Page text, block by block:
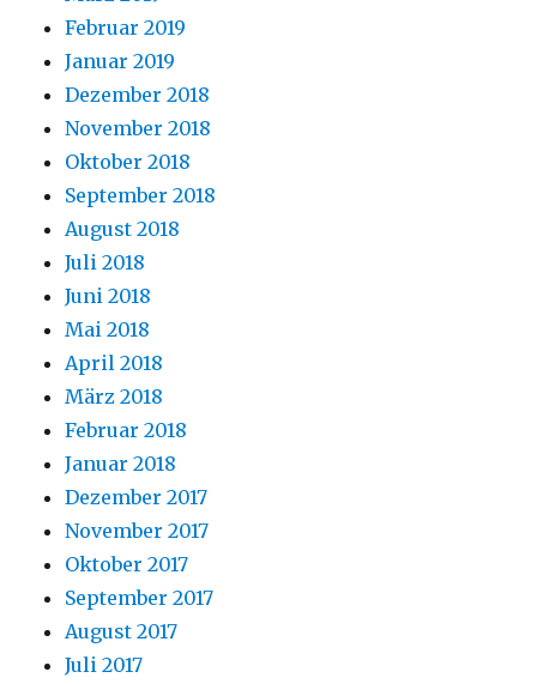
Februar 2019
Januar 2019
Dezember 2018
November 2018
Oktober 2018
September 2018
August 2018
Juli 2018
Juni 2018
Mai 2018
April 2018
März 2018
Februar 2018
Januar 2018
Dezember 2017
November 2017
Oktober 2017
September 2017
August 2017
Juli 2017